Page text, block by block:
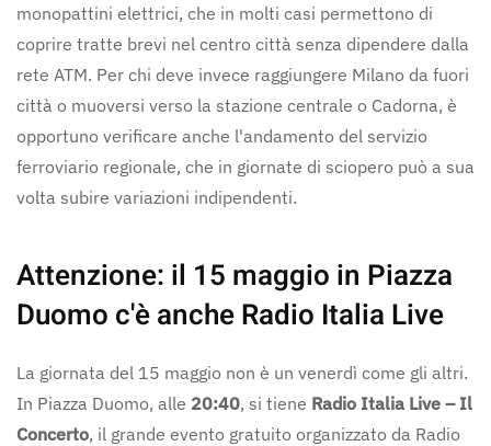
monopattini elettrici, che in molti casi permettono di
coprire tratte brevi nel centro città senza dipendere dalla
rete ATM. Per chi deve invece raggiungere Milano da fuori
città o muoversi verso la stazione centrale o Cadorna, è
opportuno verificare anche l'andamento del servizio
ferroviario regionale, che in giornate di sciopero può a sua
volta subire variazioni indipendenti.
Attenzione: il 15 maggio in Piazza
Duomo c'è anche Radio Italia Live
La giornata del 15 maggio non è un venerdì come gli altri.
In Piazza Duomo, alle 20:40, si tiene Radio Italia Live – Il
Concerto, il grande evento gratuito organizzato da Radio